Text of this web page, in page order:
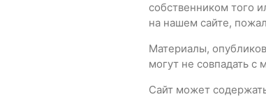
собственником того
на нашем сайте,
Материалы,
могут не совпадать с
Сайт может